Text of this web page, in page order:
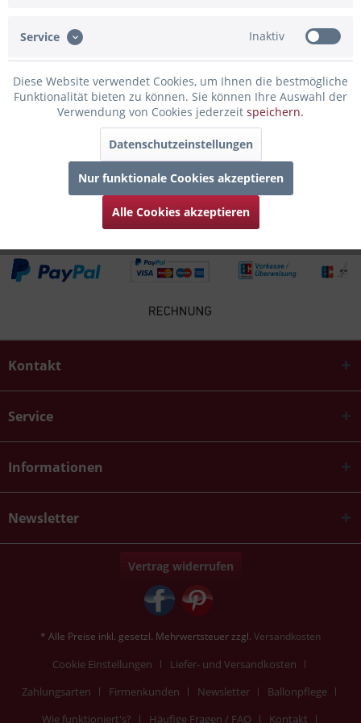
Bewertungen lesen, schreiben und diskutieren...mehr
Infos zum Hersteller
Folgende Infos zum Hersteller sind verfübar......
4
Kontakt
Service
Informationen
Newsletter
Vertrag widerrufen
* Alle Preise inkl. gesetzl. Mehrwertsteuer zzgl. Versandkosten
Cookie Einstellungen
Liefer- und Versandkosten
Zahlungsarten
Firmenkunden Newsletter
Ballonpflege
Wie funktioniert's?
Häufige Fragen / FAQ Kontakt
Service Inaktiv
Diese Website verwendet Cookies, um Ihnen die bestmögliche
Funktionalität bieten zu können. Sie können Ihre Auswahl der
Verwendung von Cookies jederzeit speichern.
Datenschutzeinstellungen
Nur funktionale Cookies akzeptieren
Alle Cookies akzeptieren